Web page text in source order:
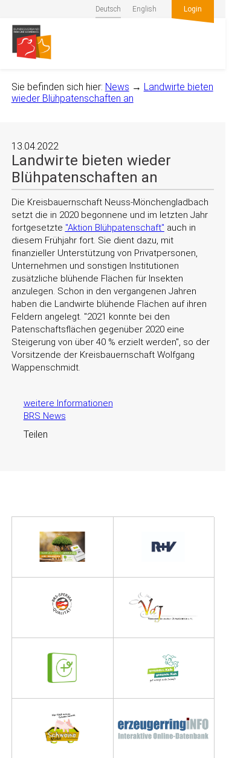
Deutsch English Login
Sie befinden sich hier: News → Landwirte bieten
wieder Blühpatenschaften an
13.04.2022
Landwirte bieten wieder
Blühpatenschaften an
Die Kreisbauernschaft Neuss-Mönchengladbach
setzt die in 2020 begonnene und im letzten Jahr
fortgesetzte "Aktion Blühpatenschaft" auch in
diesem Frühjahr fort. Sie dient dazu, mit
finanzieller Unterstützung von Privatpersonen,
Unternehmen und sonstigen Institutionen
zusätzliche blühende Flächen für Insekten
anzulegen. Schon in den vergangenen Jahren
haben die Landwirte blühende Flächen auf ihren
Feldern angelegt.
2021 konnte bei den
Patenschaftsflächen gegenüber 2020 eine
Steigerung von über 40 % erzielt werden , so der
Vorsitzende der Kreisbauernschaft Wolfgang
Wappenschmidt.
weitere Informationen
BRS News
Teilen